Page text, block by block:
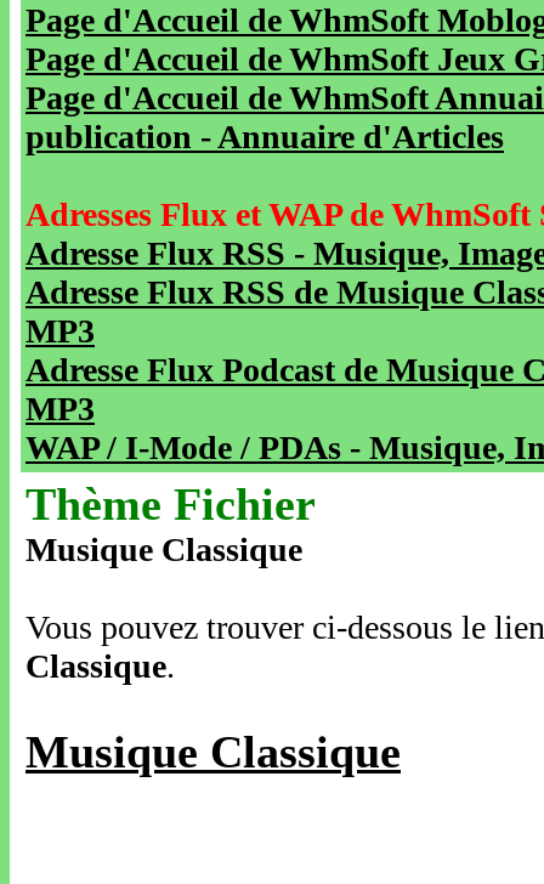
Page d'Accueil de WhmSoft
Page d'Accueil de WhmSoft Jeux
Page d'Accueil de WhmSoft
publication - Annuaire d'Articles
Adresses Flux et WAP de WhmSoft
Adresse Flux RSS - Musique,
Adresse Flux RSS de Musique
MP3
Adresse Flux Podcast de Musique
MP3
WAP / I-Mode / PDAs - Musique,
Thème Fichier
Musique Classique
Vous pouvez trouver ci-dessous le
Classique.
Musique Classique